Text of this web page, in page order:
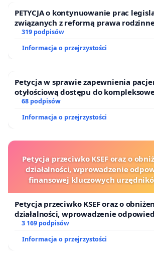
PETYCJA o kontynuowanie prac
związanych z reformą prawa
319 podpisów
Informacja o przejrzystości
Petycja w sprawie zapewnienia
otyłościową dostępu do
oraz programów profilaktycznych.
68 podpisów
Informacja o przejrzystości
Petycja przeciwko KSEF oraz o
działalności, wprowadzenie
finansowej kluczowych
Petycja przeciwko KSEF oraz o
działalności, wprowadzenie
finansowej kluczowych urzędników i
3 169 podpisów
Informacja o przejrzystości